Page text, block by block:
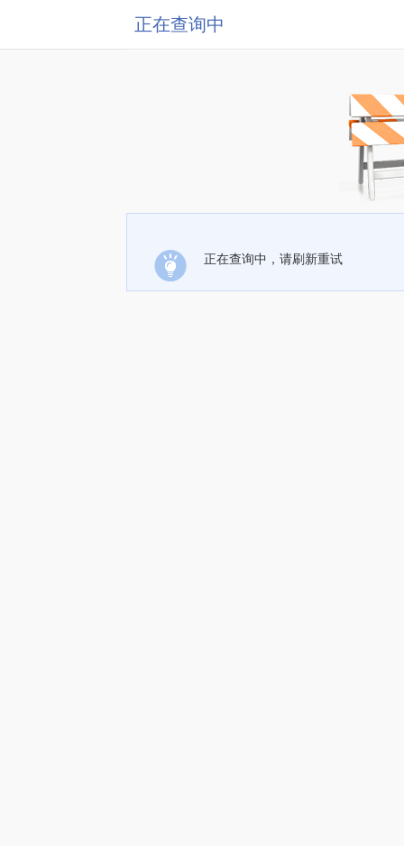
正在查询中
正在查询中，请刷新重试